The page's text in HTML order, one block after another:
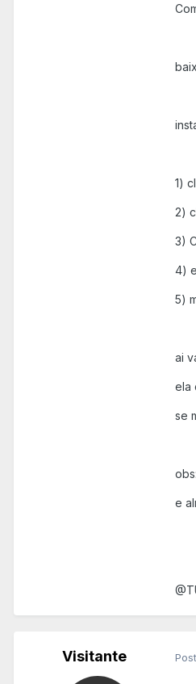
1)
2)
3)
4)
5)
ai
ela
se
e
Visitante